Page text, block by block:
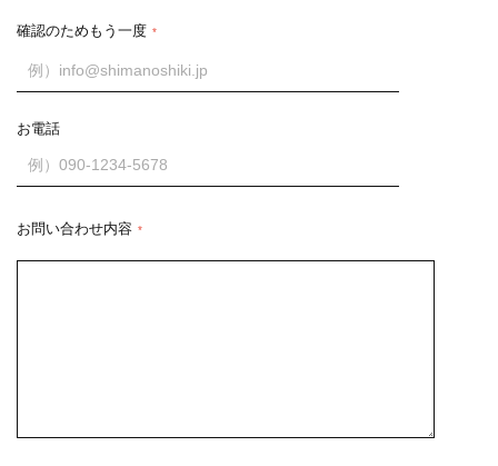
確認のためもう一度 *
お電話
お問い合わせ内容 *